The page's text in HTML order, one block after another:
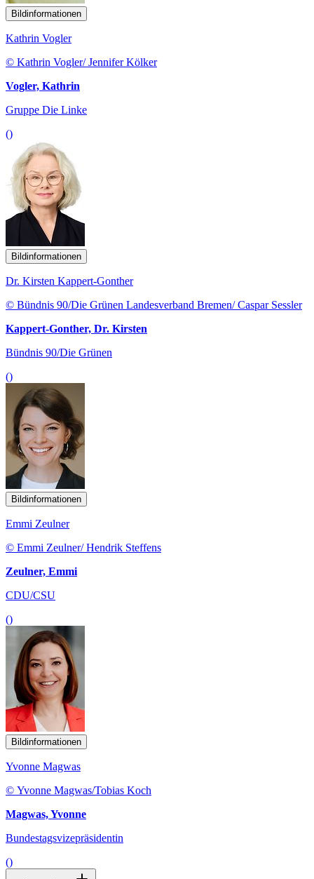
Bildinformationen
Kathrin Vogler
© Kathrin Vogler/ Jennifer Kölker
Vogler, Kathrin
Gruppe Die Linke
()
Bildinformationen
Dr. Kirsten Kappert-Gonther
© Bündnis 90/Die Grünen Landesverband Bremen/ Caspar Sessler
Kappert-Gonther, Dr. Kirsten
Bündnis 90/Die Grünen
()
Bildinformationen
Emmi Zeulner
© Emmi Zeulner/ Hendrik Steffens
Zeulner, Emmi
CDU/CSU
()
Bildinformationen
Yvonne Magwas
© Yvonne Magwas/Tobias Koch
Magwas, Yvonne
Bundestagsvizepräsidentin
()